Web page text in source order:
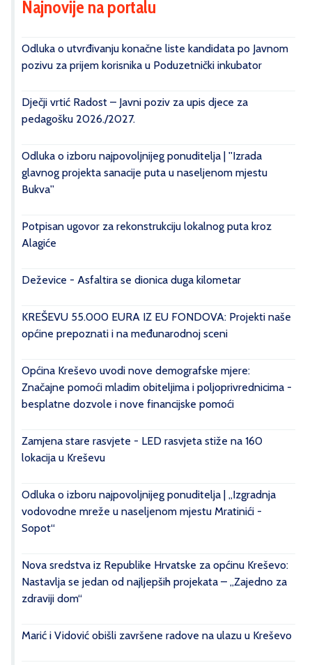
Najnovije na portalu
Odluka o utvrđivanju konačne liste kandidata po Javnom
pozivu za prijem korisnika u Poduzetnički inkubator
Dječji vrtić Radost – Javni poziv za upis djece za
pedagošku 2026./2027.
Odluka o izboru najpovoljnijeg ponuditelja | ''Izrada
glavnog projekta sanacije puta u naseljenom mjestu
Bukva''
Potpisan ugovor za rekonstrukciju lokalnog puta kroz
Alagiće
Deževice - Asfaltira se dionica duga kilometar
KREŠEVU 55.000 EURA IZ EU FONDOVA: Projekti naše
općine prepoznati i na međunarodnoj sceni
Općina Kreševo uvodi nove demografske mjere:
Značajne pomoći mladim obiteljima i poljoprivrednicima -
besplatne dozvole i nove financijske pomoći
Zamjena stare rasvjete - LED rasvjeta stiže na 160
lokacija u Kreševu
Odluka o izboru najpovoljnijeg ponuditelja | „Izgradnja
vodovodne mreže u naseljenom mjestu Mratinići -
Sopot“
Nova sredstva iz Republike Hrvatske za općinu Kreševo:
Nastavlja se jedan od najljepših projekata – „Zajedno za
zdraviji dom“
Marić i Vidović obišli završene radove na ulazu u Kreševo